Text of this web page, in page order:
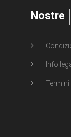
Nostre
Info
Termini